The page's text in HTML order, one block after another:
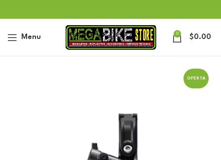
Menu 0 $0.00
OFERTA